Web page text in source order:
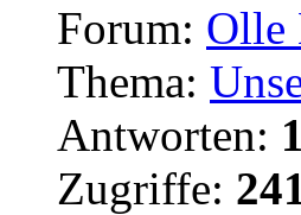
Forum: Olle
Thema:
Antworten:
Zugriffe: